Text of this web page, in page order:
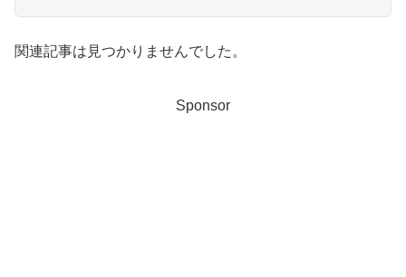
関連記事は見つかりませんでした。
Sponsor